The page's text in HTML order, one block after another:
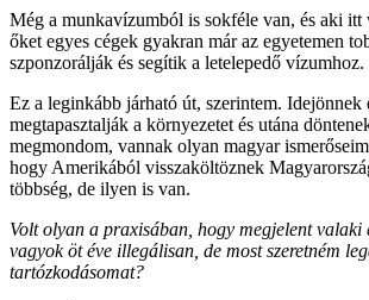
Még a munkavízumból is sokféle van, és aki itt
őket egyes cégek gyakran már az egyetemen
szponzorálják és segítik a letelepedő vízumhoz.
Ez a leginkább járható út, szerintem. Idejönnek
megtapasztalják a környezetet és utána
megmondom, vannak olyan magyar
hogy Amerikából visszaköltöznek
többség, de ilyen is van.
Volt olyan a praxisában, hogy megjelent valaki
vagyok öt éve illegálisan, de most szeretném
tartózkodásomat?